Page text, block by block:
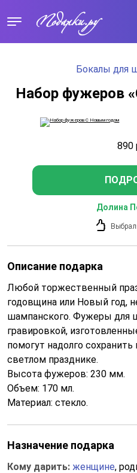
Бокалы для
Набор фужеров
890
Долина
Описание подарка
Любой торжественный
годовщина или Новый год,
шампанского. Фужеры для
гравировкой,
помогут надолго
светлом празднике.
Высота фужеров: 230 мм.
Объем: 170 мл.
Материал: стекло.
Назначение подарка
Кому дарить: женщине,